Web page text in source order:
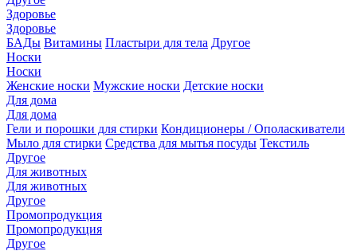
Здоровье
Здоровье
БАДы Витамины Пластыри для тела Другое
Носки
Носки
Женские носки Мужские носки Детские носки
Для дома
Для дома
Гели и порошки для стирки Кондиционеры / Ополаскиватели
Мыло для стирки Средства для мытья посуды Текстиль
Другое
Для животных
Для животных
Другое
Промопродукция
Промопродукция
Другое